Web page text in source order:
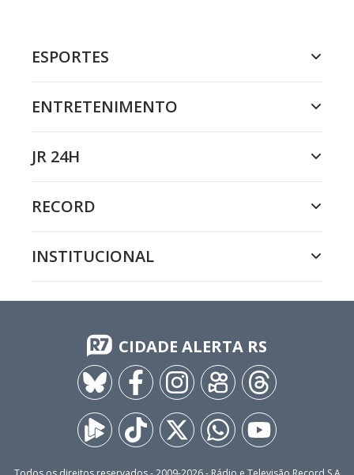
ESPORTES
ENTRETENIMENTO
JR 24H
RECORD
INSTITUCIONAL
CIDADE ALERTA RS